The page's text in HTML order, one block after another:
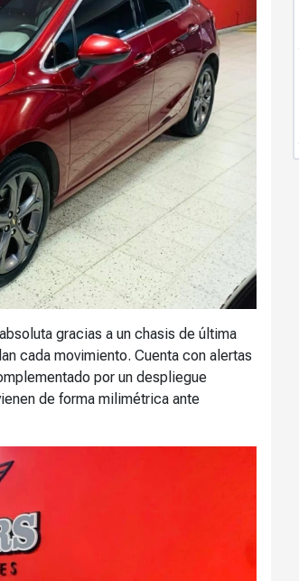
gracias a un chasis de última
cada movimiento. Cuenta con alertas
por un despliegue
de forma milimétrica ante